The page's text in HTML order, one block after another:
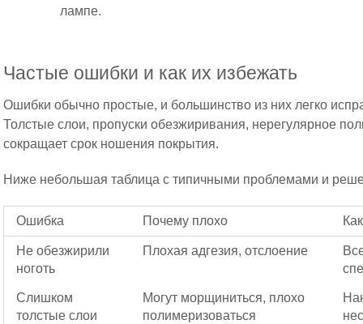
лампе.
Частые ошибки и как их избежать
Ошибки обычно простые, и большинство из них легко
Толстые слои, пропуски обезжиривания, нерегулярное
сокращает срок ношения покрытия.
Ниже небольшая таблица с типичными проблемами и
Ошибка Почему плохо
Не обезжирили
ноготь
Плохая адгезия, отслоение
Слишком
толстые слои
Могут морщиниться, плохо
полимеризоваться